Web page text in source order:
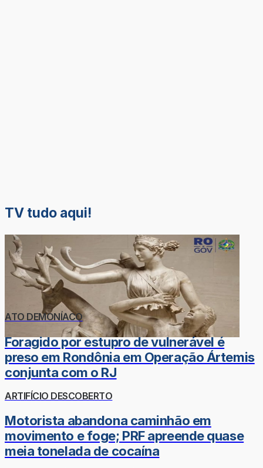
TV tudo aqui!
ATO DEMONÍACO
Foragido por estupro de vulnerável é
preso em Rondônia em Operação Ártemis
conjunta com o RJ
ARTIFÍCIO DESCOBERTO
Motorista abandona caminhão em
movimento e foge; PRF apreende quase
meia tonelada de cocaína